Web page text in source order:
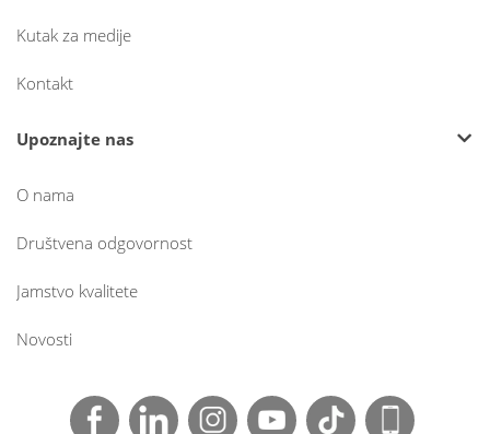
Kutak za medije
Kontakt
Upoznajte nas
O nama
Društvena odgovornost
Jamstvo kvalitete
Novosti